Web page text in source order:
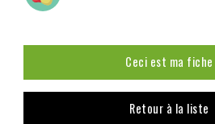
Ceci est ma fiche
Retour à la liste